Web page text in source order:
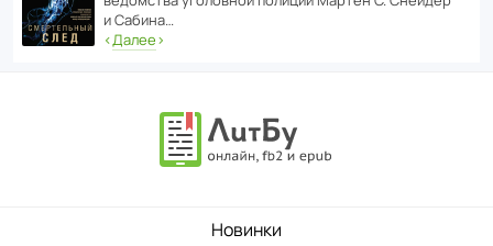
и Сабина…
‹Далее›
Новинки